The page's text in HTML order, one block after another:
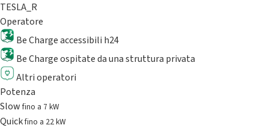
TESLA_R
Operatore
Be Charge accessibili h24
Be Charge ospitate da una struttura privata
Altri operatori
Potenza
Slowfino a 7 kW
Quickfino a 22 kW